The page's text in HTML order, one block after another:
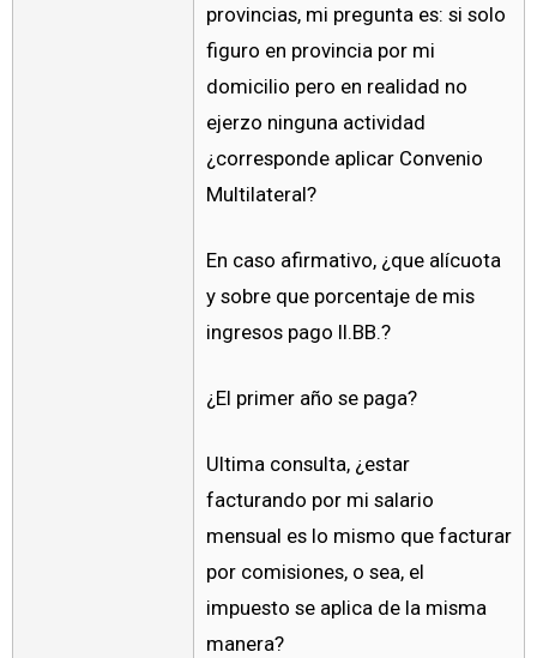
provincias, mi pregunta es: si solo
figuro en provincia por mi
domicilio pero en realidad no
ejerzo ninguna actividad
¿corresponde aplicar Convenio
Multilateral?
En caso afirmativo, ¿que alícuota
y sobre que porcentaje de mis
ingresos pago II.BB.?
¿El primer año se paga?
Ultima consulta, ¿estar
facturando por mi salario
mensual es lo mismo que facturar
por comisiones, o sea, el
impuesto se aplica de la misma
manera?